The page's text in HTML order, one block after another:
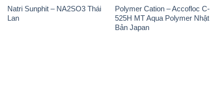
Natri Sunphit – NA2SO3 Thái
Lan
Polymer Cation – Accofloc C-
525H MT Aqua Polymer Nhật
Bản Japan